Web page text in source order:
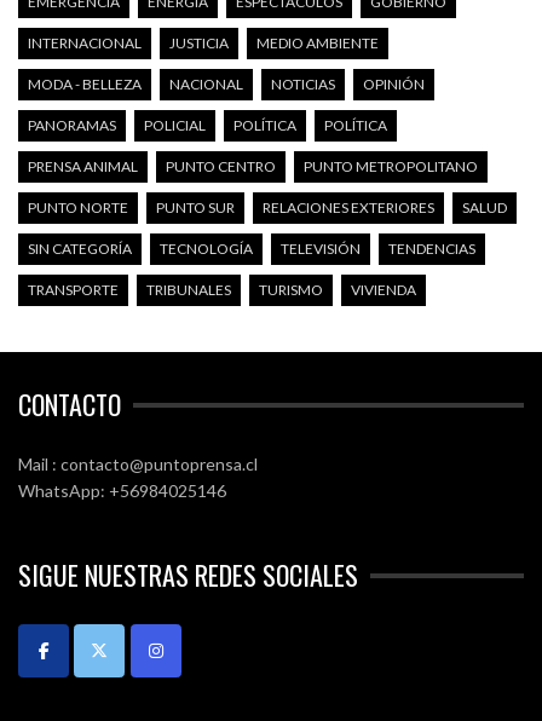
INTERNACIONAL JUSTICIA MEDIO AMBIENTE
MODA - BELLEZA NACIONAL NOTICIAS OPINIÓN
PANORAMAS POLICIAL POLÍTICA POLÍTICA
PRENSA ANIMAL PUNTO CENTRO PUNTO METROPOLITANO
PUNTO NORTE PUNTO SUR RELACIONES EXTERIORES SALUD
SIN CATEGORÍA TECNOLOGÍA TELEVISIÓN TENDENCIAS
TRANSPORTE TRIBUNALES TURISMO VIVIENDA
CONTACTO
Mail : contacto@puntoprensa.cl
WhatsApp: +56984025146
SIGUE NUESTRAS REDES SOCIALES